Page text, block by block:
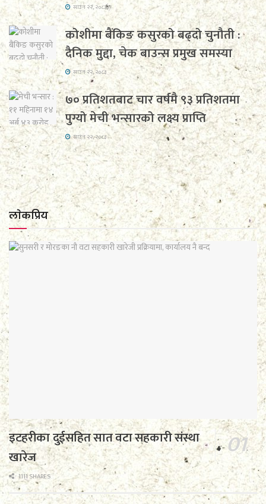
साउन २२, २०८३
कोशीमा बैंकिङ कसुरको बढ्दो चुनौती :
दैनिक मुद्दा, चेक बाउन्स प्रमुख समस्या
साउन २२, २०८३
७० प्रतिशतबाट चार वर्षमै ९३ प्रतिशतमा
पुग्यो मेची भन्सारको लक्ष्य प्राप्ति
साउन २२, २०८३
लाेकप्रिय
इटहरीका दुईसहित सात वटा सहकारी संस्था
खारेज
1111 SHARES